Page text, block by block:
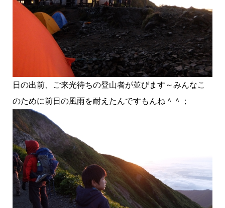
日の出前、ご来光待ちの登山者が並びます～みんなこ
のために前日の風雨を耐えたんですもんね＾＾；